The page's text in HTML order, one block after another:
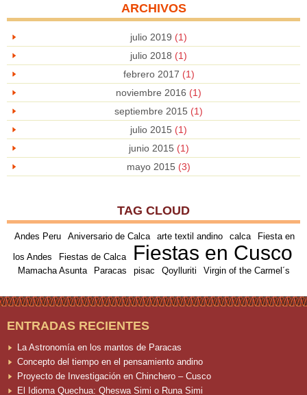
ARCHIVOS
julio 2019 (1)
julio 2018 (1)
febrero 2017 (1)
noviembre 2016 (1)
septiembre 2015 (1)
julio 2015 (1)
junio 2015 (1)
mayo 2015 (3)
TAG CLOUD
Andes Peru Aniversario de Calca arte textil andino calca
Fiesta en
los Andes
Fiestas de Calca Fiestas en Cusco
Mamacha Asunta Paracas pisac Qoylluriti Virgin of the Carmel´s
ENTRADAS RECIENTES
La Astronomía en los mantos de Paracas
Concepto del tiempo en el pensamiento andino
Proyecto de Investigación en Chinchero – Cusco
El Idioma Quechua: Qheswa Simi o Runa Simi